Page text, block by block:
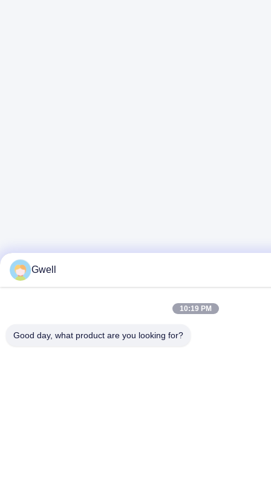
Gwell
10:19 PM
Good day, what product are you looking for?